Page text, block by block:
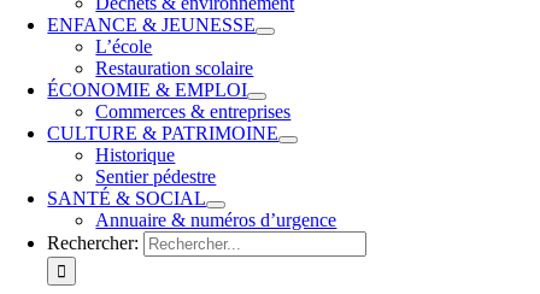
ENFANCE & JEUNESSE
L’école
Restauration scolaire
ÉCONOMIE & EMPLOI
Commerces & entreprises
CULTURE & PATRIMOINE
Historique
Sentier pédestre
SANTÉ & SOCIAL
Annuaire & numéros d’urgence
Rechercher: